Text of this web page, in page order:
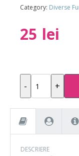
Category: Diverse
25 lei
-
Preșuri
"Suna
si
fugi"
quantity
+
DESCRIERE